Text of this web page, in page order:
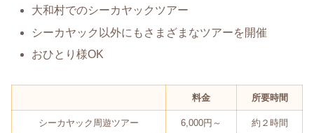
大和村でのシーカヤックツアー
シーカヤック以外にもさまざまなツアーを開催
おひとり様OK
料金 所要時間
シーカヤック周遊ツアー 6,000円～ 約２時間